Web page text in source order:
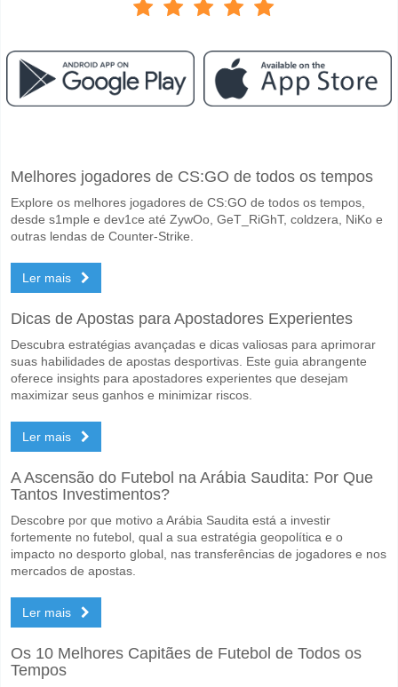
A partida entre Radnicki NIS v Mladost Lucani 10 May 2026 17:30.
Quem é o time favorito para vencer entre Radnicki
Radnicki NIS para o Vencedor do jogo, com a probabilidade de 52%
Será que ambas as equipas marcam no jogo Radnicki
Sim para Ambas as Equipas Marcam, com a percentagem de 53%.
Qual é a previsão de resultado correcto para Radnicki
No lado arriscado, pode tentar o Resultado Correto de 2-1 que tem a
Melhores jogadores de CS:GO de todos os tempos
Explore os melhores jogadores de CS:GO de todos os tempos,
desde s1mple e dev1ce até ZywOo, GeT_RiGhT, coldzera, NiKo e
outras lendas de Counter-Strike.
Ler mais
Dicas de Apostas para Apostadores Experientes
Descubra estratégias avançadas e dicas valiosas para aprimorar
suas habilidades de apostas desportivas. Este guia abrangente
oferece insights para apostadores experientes que desejam
maximizar seus ganhos e minimizar riscos.
Ler mais
A Ascensão do Futebol na Arábia Saudita: Por Que
Tantos Investimentos?
Descobre por que motivo a Arábia Saudita está a investir
fortemente no futebol, qual a sua estratégia geopolítica e o
impacto no desporto global, nas transferências de jogadores e nos
mercados de apostas.
Ler mais
Os 10 Melhores Capitães de Futebol de Todos os
Tempos